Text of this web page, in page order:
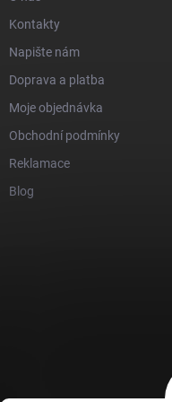
Kontakty
Napište nám
Doprava a platba
Moje objednávka
Obchodní podmínky
Reklamace
Blog